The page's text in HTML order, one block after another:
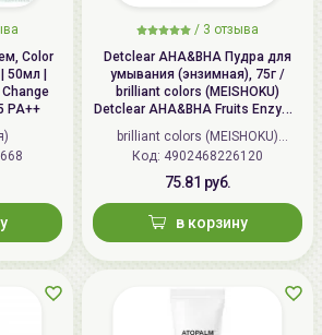
Color
50мл |
Change
PA++
/ 3 отзыва
Detclear AHA&BHA Пудра для
умывания (энзимная), 75г /
brilliant colors (MEISHOKU)
Detclear AHA&BHA Fruits Enzyme
Powder Wash
brilliant colors (MEISHOKU)
(Япония)
Код: 4902468226120
75.81 руб.
в корзину